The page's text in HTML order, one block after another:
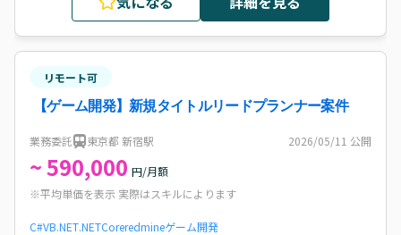
リモート可
【ゲーム開発】新規タイトルリードプランナー案件
業務委託 東京都 新宿駅 2026/05/11 公開
~ 590,000 円/月額
※平均単価を表示 実際はスキルによります
C#VB.NET.NETCoreredmineゲーム開発